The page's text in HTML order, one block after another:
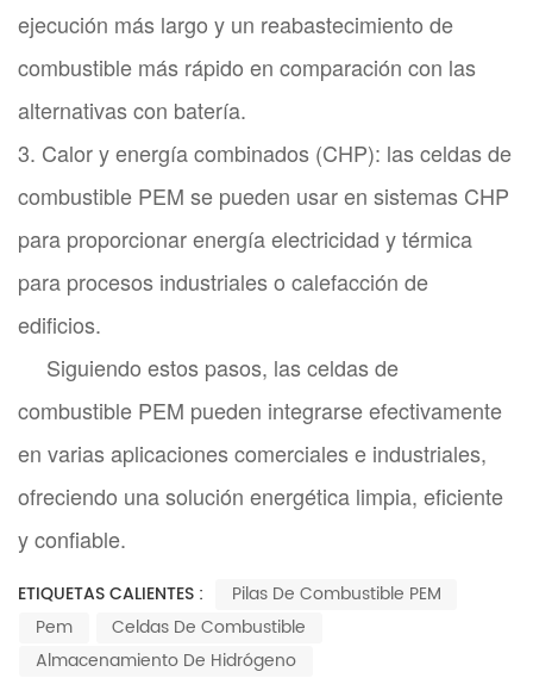
ejecución más largo y un reabastecimiento de
combustible más rápido en comparación con las
alternativas con batería.
3. Calor y energía combinados (CHP): las celdas de
combustible PEM se pueden usar en sistemas CHP
para proporcionar energía electricidad y térmica
para procesos industriales o calefacción de
edificios.
Siguiendo estos pasos, las celdas de
combustible PEM pueden integrarse efectivamente
en varias aplicaciones comerciales e industriales,
ofreciendo una solución energética limpia, eficiente
y confiable.
ETIQUETAS CALIENTES :
Pilas De Combustible PEM
Pem
Celdas De Combustible
Almacenamiento De Hidrógeno